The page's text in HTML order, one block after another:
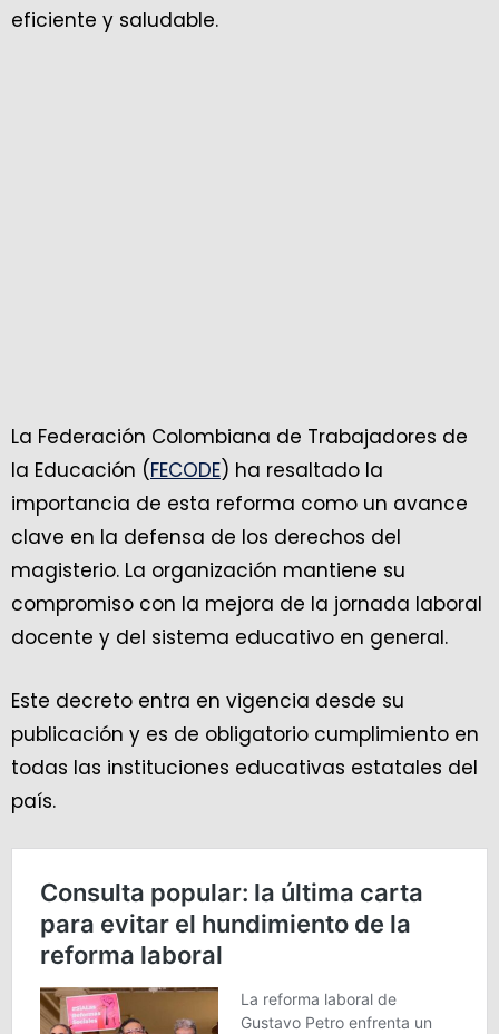
eficiente y saludable.
La Federación Colombiana de Trabajadores de
la Educación (FECODE) ha resaltado la
importancia de esta reforma como un avance
clave en la defensa de los derechos del
magisterio. La organización mantiene su
compromiso con la mejora de la jornada laboral
docente y del sistema educativo en general.
Este decreto entra en vigencia desde su
publicación y es de obligatorio cumplimiento en
todas las instituciones educativas estatales del
país.